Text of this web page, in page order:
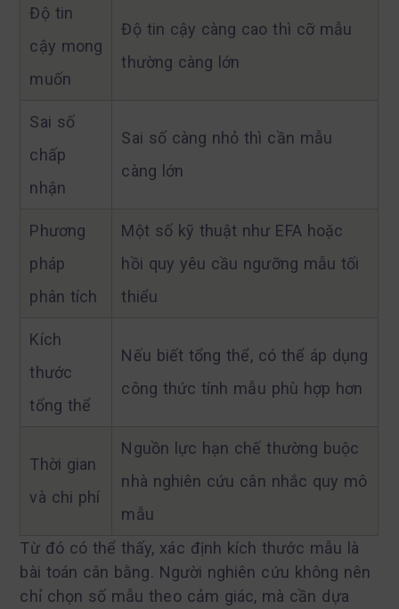
Độ tin
cậy mong
muốn
Độ tin cậy càng cao thì cỡ mẫu
thường càng lớn
Sai số
chấp
nhận
Sai số càng nhỏ thì cần mẫu
càng lớn
Phương
pháp
phân tích
Một số kỹ thuật như EFA hoặc
hồi quy yêu cầu ngưỡng mẫu tối
thiểu
Kích
thước
tổng thể
Nếu biết tổng thể, có thể áp dụng
công thức tính mẫu phù hợp hơn
Thời gian
và chi phí
Nguồn lực hạn chế thường buộc
nhà nghiên cứu cân nhắc quy mô
mẫu
Từ đó có thể thấy, xác định kích thước mẫu là
bài toán cân bằng. Người nghiên cứu không nên
chỉ chọn số mẫu theo cảm giác, mà cần dựa